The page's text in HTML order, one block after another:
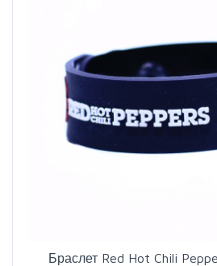
Браслет Red Hot Chili